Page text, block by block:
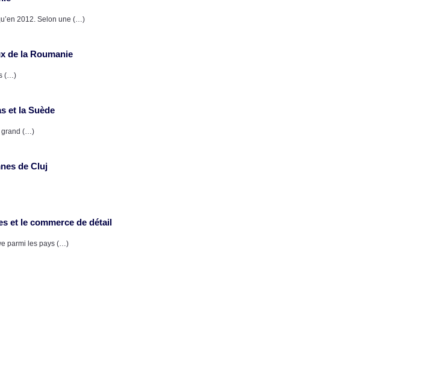
2012. Selon une (…)
de la Roumanie
(…)
et la Suède
grand (…)
de Cluj
et le commerce de détail
parmi les pays (…)